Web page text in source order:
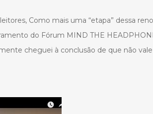
Como mais uma “etapa” dessa
do Fórum MIND THE
cheguei à conclusão de que não